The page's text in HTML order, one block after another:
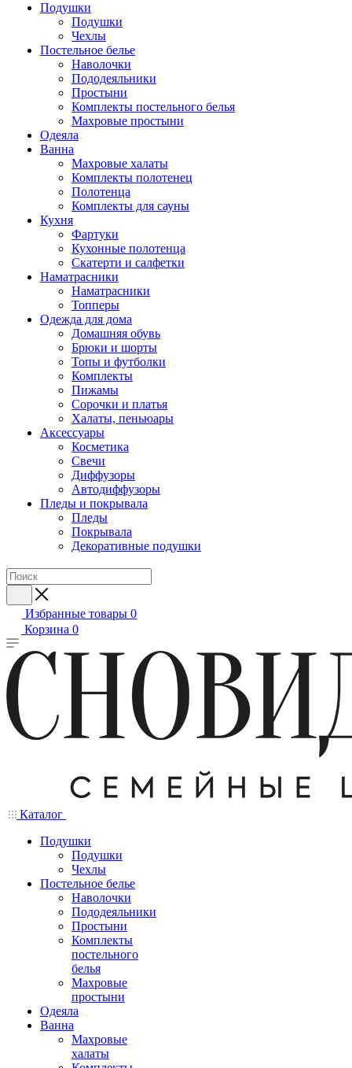
Подушки
Подушки
Чехлы
Постельное белье
Наволочки
Пододеяльники
Простыни
Комплекты постельного белья
Махровые простыни
Одеяла
Ванна
Махровые халаты
Комплекты полотенец
Полотенца
Комплекты для сауны
Кухня
Фартуки
Кухонные полотенца
Скатерти и салфетки
Наматрасники
Наматрасники
Топперы
Одежда для дома
Домашняя обувь
Брюки и шорты
Топы и футболки
Комплекты
Пижамы
Сорочки и платья
Халаты, пеньюары
Аксессуары
Косметика
Свечи
Диффузоры
Автодиффузоры
Пледы и покрывала
Пледы
Покрывала
Декоративные подушки
Избранные товары 0
Корзина 0
Каталог
Подушки
Подушки
Чехлы
Постельное белье
Наволочки
Пододеяльники
Простыни
Комплекты
постельного
белья
Махровые
простыни
Одеяла
Ванна
Махровые
халаты